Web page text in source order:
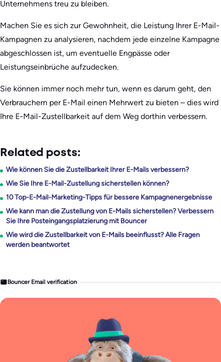
Unternehmens treu zu bleiben.
Machen Sie es sich zur Gewohnheit, die Leistung Ihrer E-Mail-
Kampagnen zu analysieren, nachdem jede einzelne Kampagne
abgeschlossen ist, um eventuelle Engpässe oder
Leistungseinbrüche aufzudecken.
Sie können immer noch mehr tun, wenn es darum geht, den
Verbrauchern per E-Mail einen Mehrwert zu bieten – dies wird
Ihre E-Mail-Zustellbarkeit auf dem Weg dorthin verbessern.
Related posts:
Wie können Sie die Zustellbarkeit Ihrer E-Mails verbessern?
Wie Sie Ihre E-Mail-Zustellung sicherstellen können?
10 Top-E-Mail-Marketing-Tipps für bessere Kampagnenergebnisse
Wie kann man die Zustellung von E-Mails sicherstellen? Verbessern
Sie Ihre Posteingangsplatzierung mit Bouncer
Wie wird die Zustellbarkeit von E-Mails beeinflusst? Alle Fragen
werden beantwortet
Bouncer Email verification